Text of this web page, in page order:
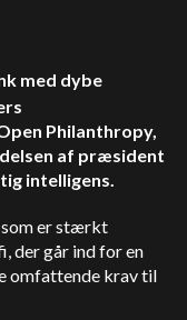
med dybe
Philanthropy,
af præsident
intelligens.
som er stærkt
der går ind for en
omfattende krav til